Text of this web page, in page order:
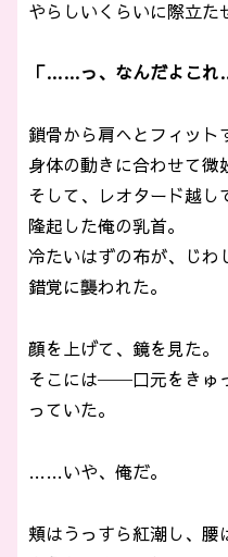
やらしいくらいに際立た
「……っ、なんだよこ
鎖骨から肩へとフィット
身体の動きに合わせて微
そして、レオタード越し
隆起した俺の乳首。
冷たいはずの布が、じわ
錯覚に襲われた。
顔を上げて、鏡を見た。
そこには──口元をきゅ
っていた。
……いや、俺だ。
頬はうっすら紅潮し、腰